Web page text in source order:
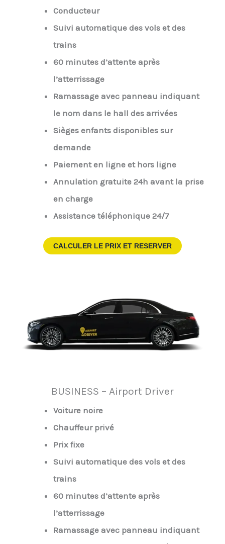
Conducteur
Suivi automatique des vols et des
trains
60 minutes d’attente après
l’atterrissage
Ramassage avec panneau indiquant
le nom dans le hall des arrivées
Sièges enfants disponibles sur
demande
Paiement en ligne et hors ligne
Annulation gratuite 24h avant la prise
en charge
Assistance téléphonique 24/7
CALCULER LE PRIX ET RESERVER
BUSINESS – Airport Driver
Voiture noire
Chauffeur privé
Prix fixe
Suivi automatique des vols et des
trains
60 minutes d’attente après
l’atterrissage
Ramassage avec panneau indiquant